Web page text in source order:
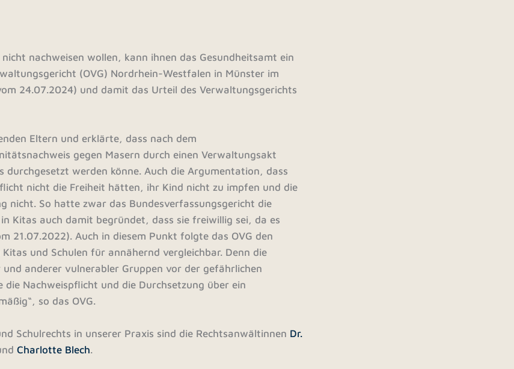
nachweisen wollen, kann ihnen das Gesundheitsamt ein
(OVG) Nordrhein-Westfalen in Münster im
24.07.2024) und damit das Urteil des Verwaltungsgerichts
Eltern und erklärte, dass nach dem
gegen Masern durch einen Verwaltungsakt
werden könne. Auch die Argumentation, dass
nicht die Freiheit hätten, ihr Kind nicht zu impfen und die
nicht. So hatte zwar das Bundesverfassungsgericht die
Kitas auch damit begründet, dass sie freiwillig sei, da es
21.07.2022). Auch in diesem Punkt folgte das OVG den
und Schulen für annähernd vergleichbar. Denn die
anderer vulnerabler Gruppen vor der gefährlichen
Nachweispflicht und die Durchsetzung über ein
so das OVG.
Schulrechts in unserer Praxis sind die Rechtsanwältinnen Dr.
Charlotte Blech.